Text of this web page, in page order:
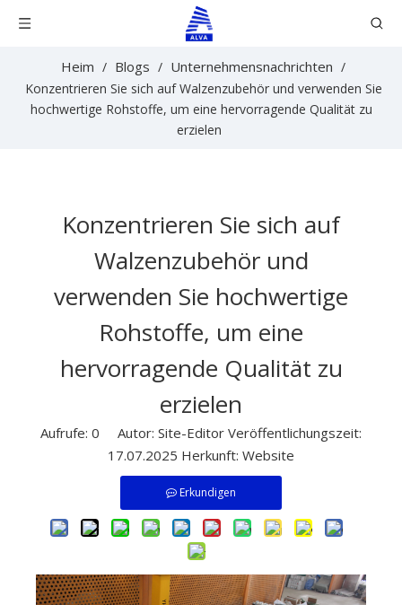
Heim / Blogs / Unternehmensnachrichten /
Konzentrieren Sie sich auf Walzenzubehör und verwenden Sie
hochwertige Rohstoffe, um eine hervorragende Qualität zu
erzielen
Konzentrieren Sie sich auf
Walzenzubehör und
verwenden Sie hochwertige
Rohstoffe, um eine
hervorragende Qualität zu
erzielen
Aufrufe: 0 Autor: Site-Editor Veröffentlichungszeit:
17.07.2025 Herkunft: Website
Erkundigen